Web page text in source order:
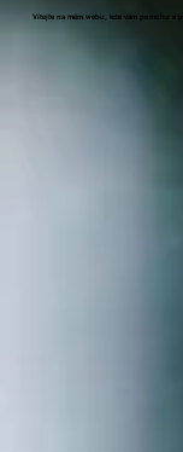
Vítejte na mém webu, kde vám pomohu s